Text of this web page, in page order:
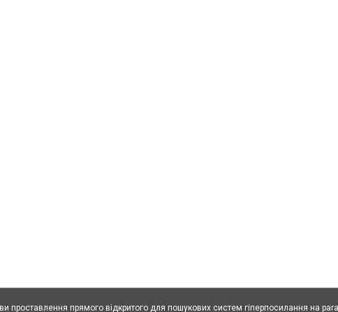
проставлення прямого відкритого для пошукових систем гіперпосилання на